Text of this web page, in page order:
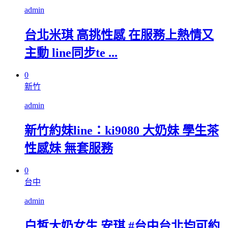
admin
台北米琪 高挑性感 在服務上熱情又
主動 line同步te ...
0
新竹
admin
新竹約妹line：ki9080 大奶妹 學生茶
性感妹 無套服務
0
台中
admin